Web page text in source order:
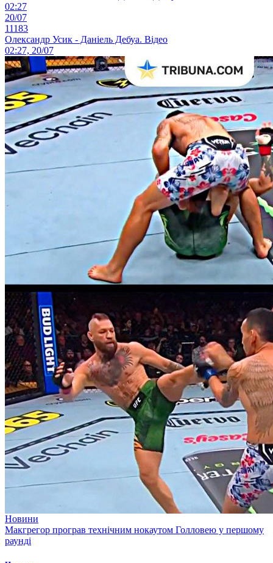
02:27
20/07
11183
Олександр Усик - Даніель Дебуа. Відео
02:27, 20/07
Новини
Макгрегор програв технічним нокаутом Голловею у першому
раунді